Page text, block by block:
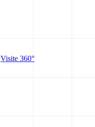
Visite 360°